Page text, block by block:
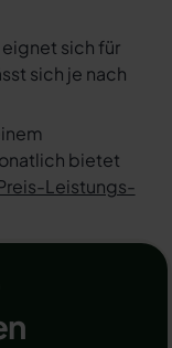
sich für
sich je nach
bietet
Leistungs-